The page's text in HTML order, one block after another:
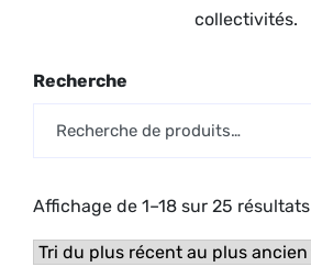
collectivités.
Recherche
Affichage de 1–18 sur 25 résultats
Trié
du